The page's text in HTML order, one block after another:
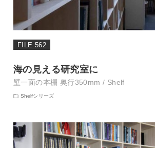
FILE 562
海の見える研究室に
壁一面の本棚 奥行350mm / Shelf
Shelfシリーズ